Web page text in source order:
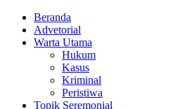
Beranda
Advetorial
Warta Utama
Hukum
Kasus
Kriminal
Peristiwa
Topik Seremonial